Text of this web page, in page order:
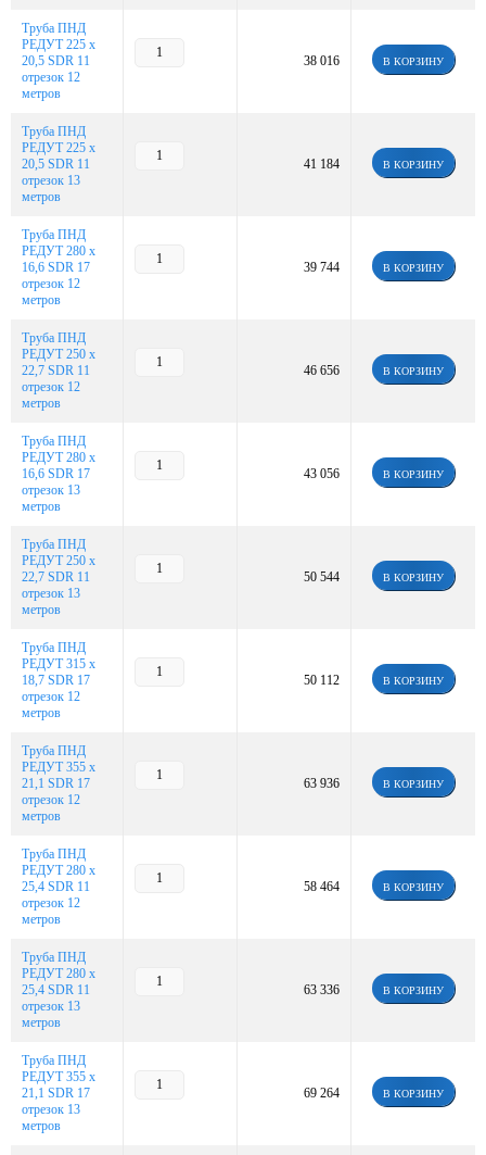
Труба ПНД
РЕДУТ 225 х
20,5 SDR 11
отрезок 12
метров
38 016 В КОРЗИНУ
Труба ПНД
РЕДУТ 225 х
20,5 SDR 11
отрезок 13
метров
41 184 В КОРЗИНУ
Труба ПНД
РЕДУТ 280 х
16,6 SDR 17
отрезок 12
метров
39 744 В КОРЗИНУ
Труба ПНД
РЕДУТ 250 х
22,7 SDR 11
отрезок 12
метров
46 656 В КОРЗИНУ
Труба ПНД
РЕДУТ 280 х
16,6 SDR 17
отрезок 13
метров
43 056 В КОРЗИНУ
Труба ПНД
РЕДУТ 250 х
22,7 SDR 11
отрезок 13
метров
50 544 В КОРЗИНУ
Труба ПНД
РЕДУТ 315 х
18,7 SDR 17
отрезок 12
метров
50 112 В КОРЗИНУ
Труба ПНД
РЕДУТ 355 х
21,1 SDR 17
отрезок 12
метров
63 936 В КОРЗИНУ
Труба ПНД
РЕДУТ 280 х
25,4 SDR 11
отрезок 12
метров
58 464 В КОРЗИНУ
Труба ПНД
РЕДУТ 280 х
25,4 SDR 11
отрезок 13
метров
63 336 В КОРЗИНУ
Труба ПНД
РЕДУТ 355 х
21,1 SDR 17
отрезок 13
метров
69 264 В КОРЗИНУ